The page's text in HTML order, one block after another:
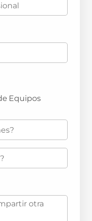
Equipos